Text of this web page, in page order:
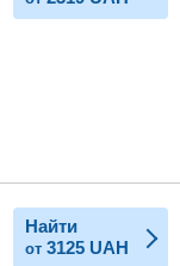
Найти
от 3125 UAH